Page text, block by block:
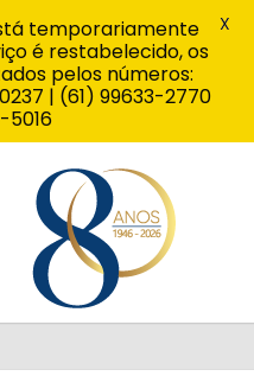
temporariamente
é restabelecido, os
pelos números:
| (61) 99633-2770
5016
X